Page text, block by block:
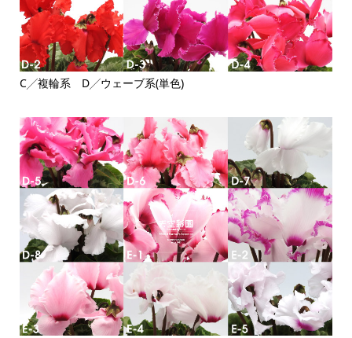
C╱複輪系 D╱ウェーブ系(単色)